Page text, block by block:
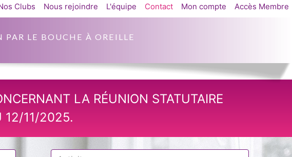
LE BOUCHE À OREILLE
Clubs Nous rejoindre L'équipe Contact Mon compte Accès Membre
LA RÉUNION STATUTAIRE
12/11/2025.